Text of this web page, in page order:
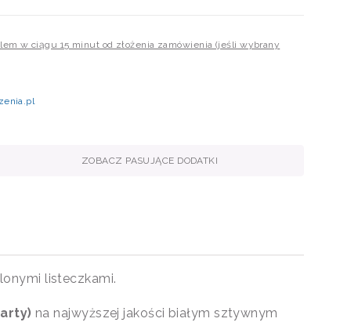
w ciągu 15 minut od złożenia zamówienia (jeśli wybrany
ZOBACZ PASUJĄCE DODATKI
listeczkami.
na najwyższej jakości białym sztywnym